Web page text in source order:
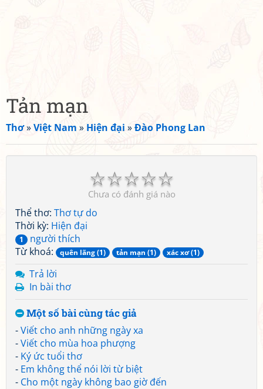
Tản mạn
Thơ»Việt Nam » Hiện đại »Đào Phong Lan
☆
☆
☆
☆
☆
Chưa có đánh giá nào
Thể thơ: Thơ tự do
Thời kỳ: Hiện đại
1
người thích
Từ khoá:
quên lãng (1) tản mạn (1) xác xơ (1)
Trả lời
In bài thơ
Một số bài cùng tác giả
-Viết cho anh những ngày xa
-Viết cho mùa hoa phượng
- Ký ức tuổi thơ
- Em không thể nói lời từ biệt
- Cho một ngày không bao giờ đến